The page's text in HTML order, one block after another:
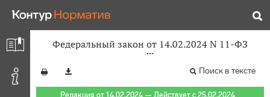
Федеральный закон от 14.02.2024 N 11-ФЗ
Поиск в тексте
Редакция от 14.02.2024 — Действует с 25.02.2024